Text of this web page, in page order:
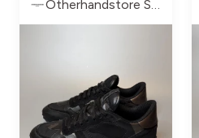
Otherhandstore Sweden